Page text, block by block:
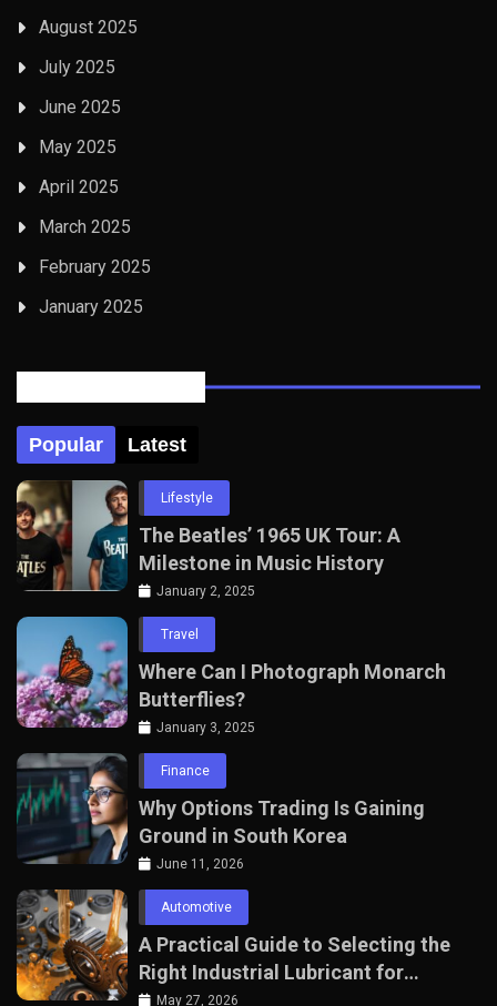
August 2025
July 2025
June 2025
May 2025
April 2025
March 2025
February 2025
January 2025
Popular Latest
Lifestyle
The Beatles’ 1965 UK Tour: A
Milestone in Music History
January 2, 2025
Travel
Where Can I Photograph Monarch
Butterflies?
January 3, 2025
Finance
Why Options Trading Is Gaining
Ground in South Korea
June 11, 2026
Automotive
A Practical Guide to Selecting the
Right Industrial Lubricant for
Manufacturing Equipment
May 27, 2026